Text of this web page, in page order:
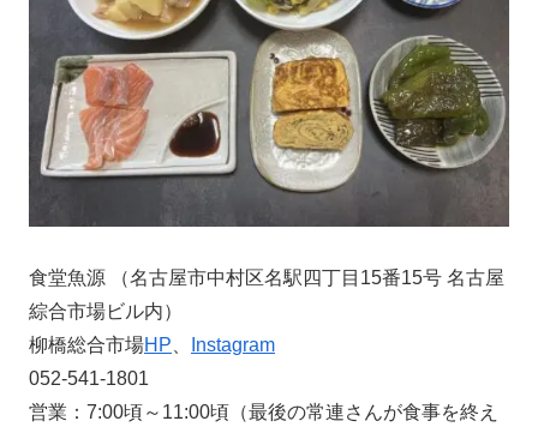
食堂魚源 （名古屋市中村区名駅四丁目15番15号 名古屋
綜合市場ビル内）
柳橋総合市場HP
Instagram
052-541-1801
営業：7:00頃～11:00頃（最後の常連さんが食事を終え